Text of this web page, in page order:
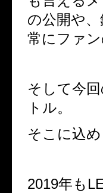
の公開や
常にファ
そして今
トル。
そこに込
2019年も